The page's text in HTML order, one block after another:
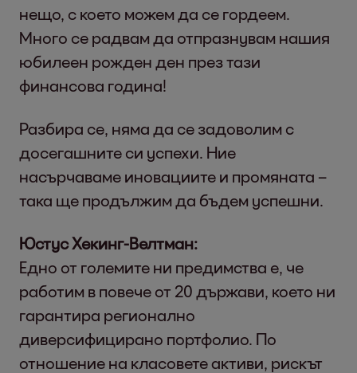
нещо, с което можем да се гордеем.
Много се радвам да отпразнувам нашия
юбилеен рожден ден през тази
финансова година!
Разбира се, няма да се задоволим с
досегашните си успехи. Ние
насърчаваме иновациите и промяната –
така ще продължим да бъдем успешни.
Юстус Хекинг-Велтман:
Едно от големите ни предимства е, че
работим в повече от 20 държави, което ни
гарантира регионално
диверсифицирано портфолио. По
отношение на класовете активи, рискът